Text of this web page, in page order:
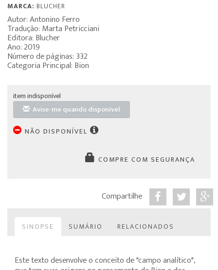
MARCA: BLUCHER
Autor: Antonino Ferro
Tradução: Marta Petricciani
Editora: Blucher
Ano: 2019
Número de páginas: 332
Categoria Principal: Bion
item indisponível
Avise-me quando disponível
NÃO DISPONÍVEL
COMPRE COM SEGURANÇA
Compartilhe
SINOPSE SUMÁRIO RELACIONADOS
Este texto desenvolve o conceito de "campo analítico",